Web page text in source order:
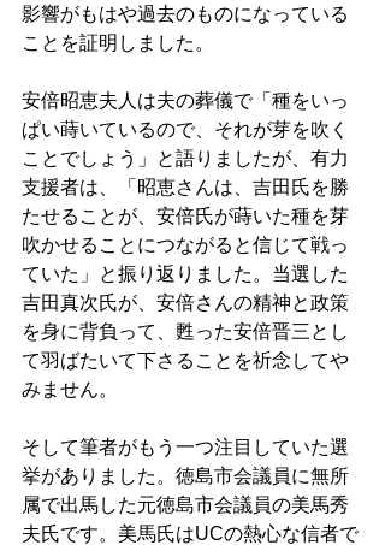
影響がもはや過去のものになっている
ことを証明しました。
安倍昭恵夫人は夫の葬儀で「種をいっ
ぱい蒔いているので、それが芽を吹く
ことでしょう」と語りましたが、有力
支援者は、「昭恵さんは、吉田氏を勝
たせることが、安倍氏が蒔いた種を芽
吹かせることにつながると信じて戦っ
ていた」と振り返りました。当選した
吉田真次氏が、安倍さんの精神と政策
を身に背負って、甦った安倍晋三とし
て羽ばたいて下さることを祈念してや
みません。
そして筆者がもう一つ注目していた選
挙がありました。徳島市会議員に無所
属で出馬した元徳島市会議員の美馬秀
夫氏です。美馬氏はUCの熱心な信者で